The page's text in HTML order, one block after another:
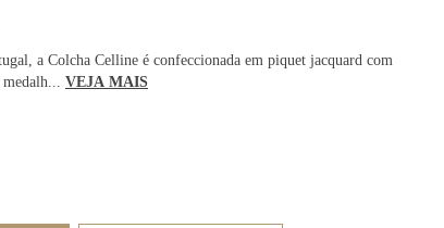
a Colcha Celline é confeccionada em piquet jacquard com
medalh... VEJA MAIS